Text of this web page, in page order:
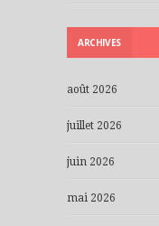
ARCHIVES
août 2026
juillet 2026
juin 2026
mai 2026